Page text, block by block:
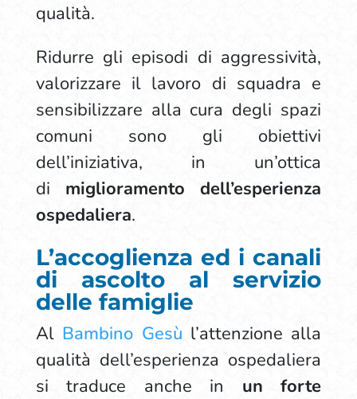
qualità.
Ridurre gli episodi di aggressività,
valorizzare il lavoro di squadra e
sensibilizzare alla cura degli spazi
comuni sono gli obiettivi
dell’iniziativa, in un’ottica
di miglioramento dell’esperienza
ospedaliera.
L’accoglienza ed i canali
di ascolto al servizio
delle famiglie
Al Bambino Gesù l’attenzione alla
qualità dell’esperienza ospedaliera
si traduce anche in un forte